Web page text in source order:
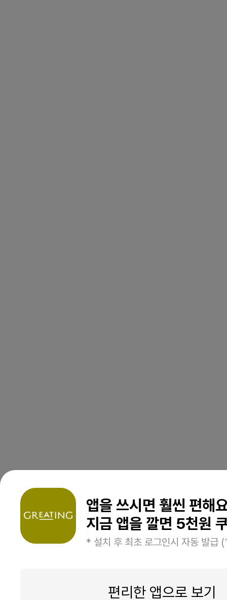
앱을 쓰시면 훨씬 편해
지금 앱을 깔면 5천원
* 설치 후 최초 로그인시 자동 발급
편리한 앱으로 보기